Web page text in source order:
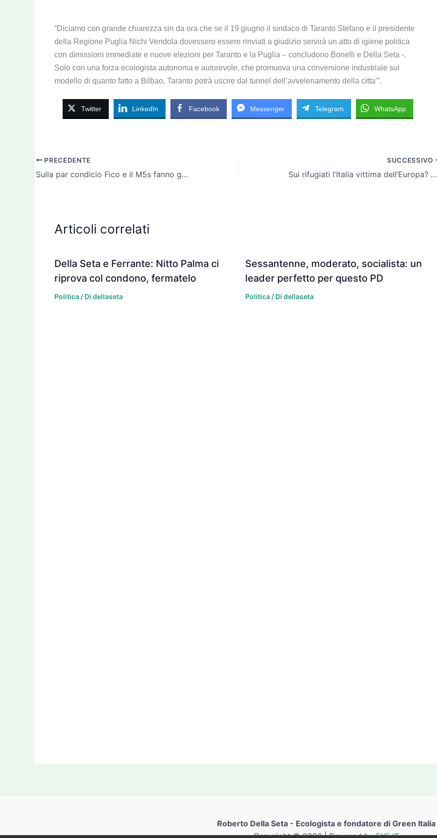
“Diciamo con grande chiarezza sin da ora che se il 19 giugno il sindaco di Taranto Stefano e il presidente
della Regione Puglia Nichi Vendola dovessero essere rinviati a giudizio servirà un atto di igiene politica
con dimissioni immediate e nuove elezioni per Taranto e la Puglia – concludono Bonelli e Della Seta -.
Solo con una forza ecologista autonoma e autorevole, che promuova una conversione industriale sul
modello di quanto fatto a Bilbao, Taranto potrà uscire dal tunnel dell’avvelenamento della citta’”.
Twitter LinkedIn Facebook Messenger Telegram WhatsApp
PRECEDENTE
Sulla par condicio Fico e il M5s fanno gli struzzi
SUCCESSIVO
Sui rifugiati l’Italia vittima dell’Europa? Alfano e Renzi ma che state a dì!
Articoli correlati
Della Seta e Ferrante: Nitto Palma ci
riprova col condono, fermatelo
Politica / Di dellaseta
Sessantenne, moderato, socialista: un
leader perfetto per questo PD
Politica/ Di dellaseta
Roberto Della Seta - Ecologista e fondatore di Green Italia